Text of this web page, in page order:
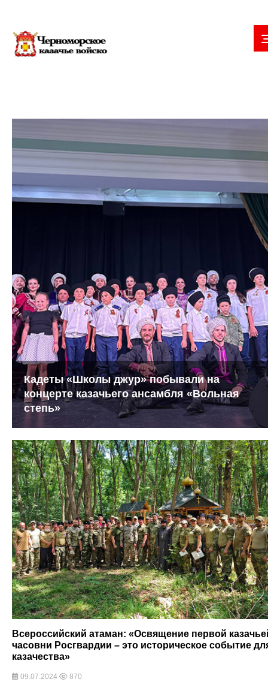
Кадеты «Школы джур» побывали на
концерте казачьего ансамбля «Вольная
степь»
Всероссийский атаман: «Освящение первой
часовни Росгвардии – это историческое событие
казачества»
09.07.2024 870